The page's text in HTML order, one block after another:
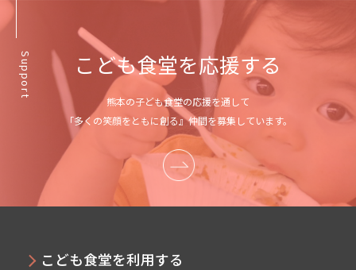
Support こども食堂を応援する
熊本の子ども食堂の応援を通して
「多くの笑顔をともに創る』仲間を募集しています。
こども食堂を利用する